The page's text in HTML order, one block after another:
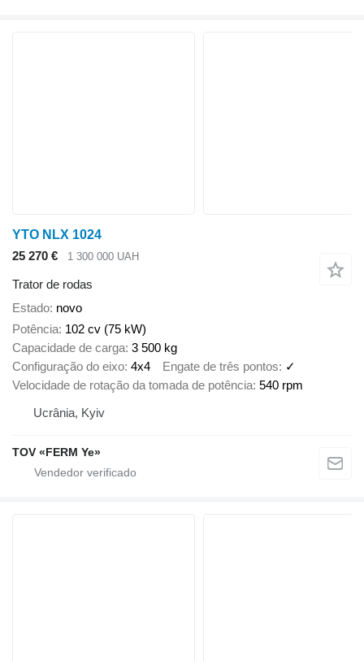
YTO NLX 1024
25 270 €
1 300 000 UAH
Trator de rodas
Estado novo
Potência 102 cv (75 kW)
Capacidade de carga 3 500 kg
Configuração do eixo 4x4 Engate de três pontos
✓
Velocidade de rotação da tomada de potência 540 rpm
Ucrânia, Kyiv
TOV «FERM Ye»